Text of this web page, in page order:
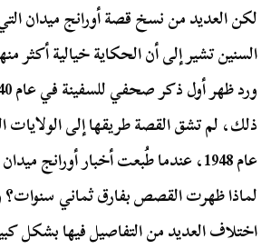
لكن العديد من نسخ قصة أورانج ميدان
السنين تشير إلى أن الحكاية خيالية
ذلك، لم تشق القصة طريقها إلى
عام 1948، عندما طُبعت أخبار أورانج
لماذا ظهرت القصص بفارق ثماني
اختلاف العديد من التفاصيل فيها بشكل